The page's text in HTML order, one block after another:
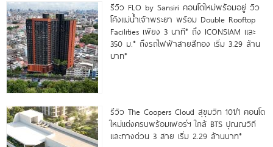
รีวิว FLO by Sansiri คอนโดใหม่พร้อมอยู่ วิว
โค้งแม่น้ำเจ้าพระยา พร้อม Double Rooftop
Facilities เพียง 3 นาที* ถึง ICONSIAM และ
350 ม.* ถึงรถไฟฟ้าสายสีทอง เริ่ม 3.29 ล้าน
บาท*
รีวิว The Coopers Cloud สุขุมวิท 101/1 คอนโด
ใหม่แต่งครบพร้อมเฟอร์ฯ ใกล้ BTS ปุณณวิถี
และทางด่วน 3 สาย เริ่ม 2.29 ล้านบาท*